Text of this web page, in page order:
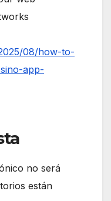
08/how-to-
app-
no será
están